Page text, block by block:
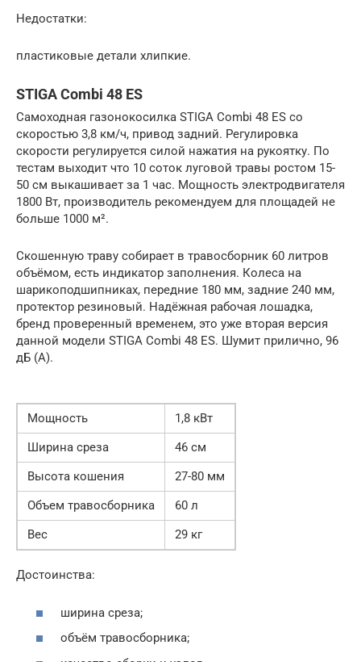
Недостатки:
пластиковые детали хлипкие.
STIGA Combi 48 ES
Самоходная газонокосилка STIGA Combi 48 ES со
скоростью 3,8 км/ч, привод задний. Регулировка
скорости регулируется силой нажатия на рукоятку. По
тестам выходит что 10 соток луговой травы ростом 15-
50 см выкашивает за 1 час. Мощность электродвигателя
1800 Вт, производитель рекомендуем для площадей не
больше 1000 м².
Скошенную траву собирает в травосборник 60 литров
объёмом, есть индикатор заполнения. Колеса на
шарикоподшипниках, передние 180 мм, задние 240 мм,
протектор резиновый. Надёжная рабочая лошадка,
бренд проверенный временем, это уже вторая версия
данной модели STIGA Combi 48 ES. Шумит прилично, 96
дБ (A).
Мощность
1,8 кВт
Ширина среза
46 см
Высота кошения
27-80 мм
Объем травосборника
60 л
Вес
29 кг
Достоинства:
ширина среза;
объём травосборника;